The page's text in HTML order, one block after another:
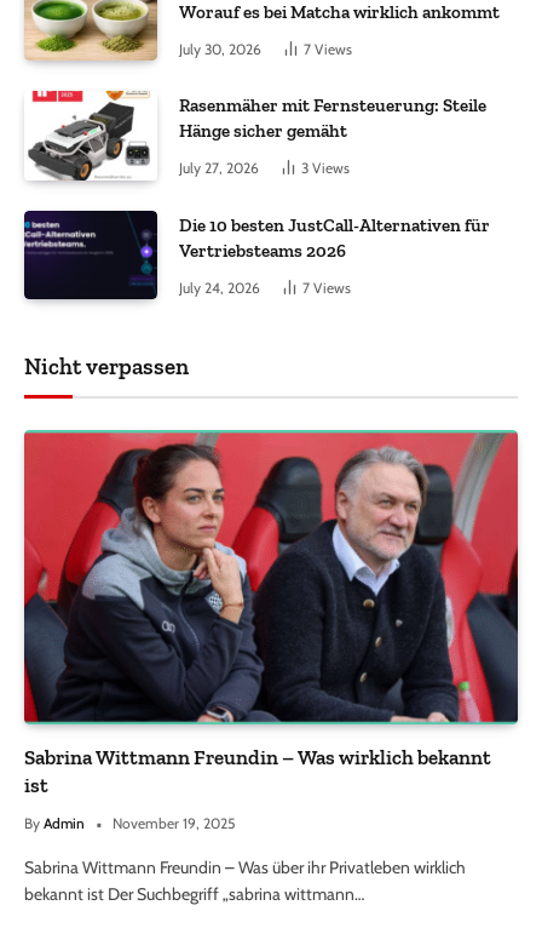
Worauf es bei Matcha wirklich ankommt
July 30, 2026 7 Views
Rasenmäher mit Fernsteuerung: Steile
Hänge sicher gemäht
July 27, 2026 3 Views
Die 10 besten JustCall-Alternativen für
Vertriebsteams 2026
July 24, 2026 7 Views
Nicht verpassen
Sabrina Wittmann Freundin – Was wirklich bekannt
ist
By Admin November 19, 2025
Sabrina Wittmann Freundin – Was über ihr Privatleben wirklich
bekannt ist Der Suchbegriff „sabrina wittmann…